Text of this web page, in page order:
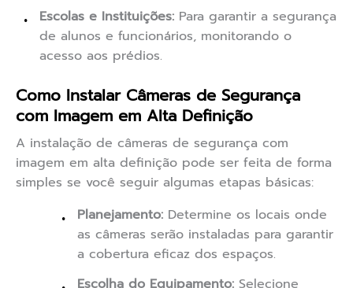
Escolas e Instituições: Para garantir a segurança
de alunos e funcionários, monitorando o
acesso aos prédios.
Como Instalar Câmeras de Segurança
com Imagem em Alta Definição
A instalação de câmeras de segurança com
imagem em alta definição pode ser feita de forma
simples se você seguir algumas etapas básicas:
Planejamento: Determine os locais onde
as câmeras serão instaladas para garantir
a cobertura eficaz dos espaços.
Escolha do Equipamento: Selecione